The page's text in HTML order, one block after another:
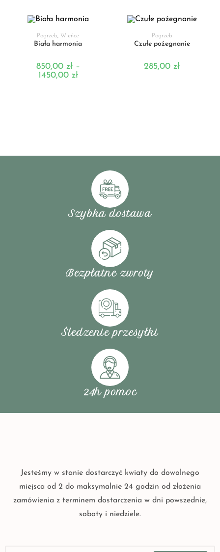
WYBIERZ OPCJE
Pogrzeb, Wieńce
Biała harmonia
850,00 zł –
1450,00 zł
DODAJ DO KOSZYKA
Pogrzeb
Czułe pożegnanie
285,00zł
Szybka dostawa
Bezpłatne zwroty
Śledzenie przesyłki
24h pomoc
Jesteśmy w stanie dostarczyć kwiaty do dowolnego
miejsca od 2 do maksymalnie 24 godzin od złożenia
zamówienia z terminem dostarczenia w dni powszednie,
soboty i niedziele.